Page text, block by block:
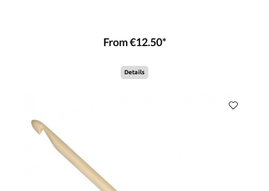
From €12.50*
Details